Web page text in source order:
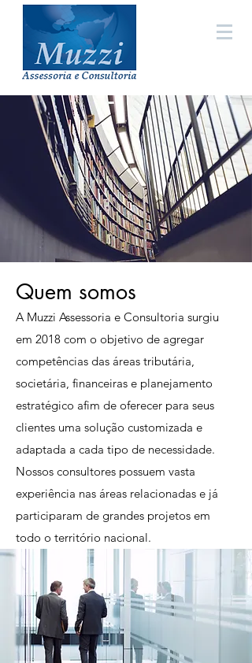
Quem somos
A Muzzi Assessoria e Consultoria surgiu
em 2018 com o objetivo de agregar
competências das áreas tributária,
societária, financeiras e planejamento
estratégico afim de oferecer para seus
clientes uma solução customizada e
adaptada a cada tipo de necessidade.
Nossos consultores possuem vasta
experiência nas áreas relacionadas e já
participaram de grandes projetos em
todo o território nacional.